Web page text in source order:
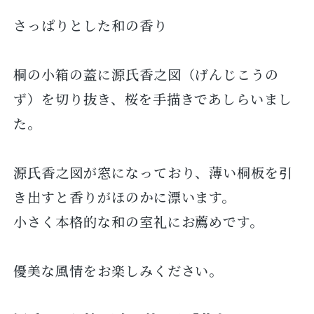
さっぱりとした和の香り
桐の小箱の蓋に源氏香之図（げんじこうの
ず）を切り抜き、桜を手描きであしらいまし
た。
源氏香之図が窓になっており、薄い桐板を引
き出すと香りがほのかに漂います。
小さく本格的な和の室礼にお薦めです。
優美な風情をお楽しみください。